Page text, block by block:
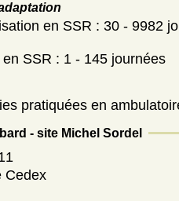
en SSR : 30 - 9982
SSR : 1 - 145 journées
pratiquées en
- site Michel Sordel
Cedex